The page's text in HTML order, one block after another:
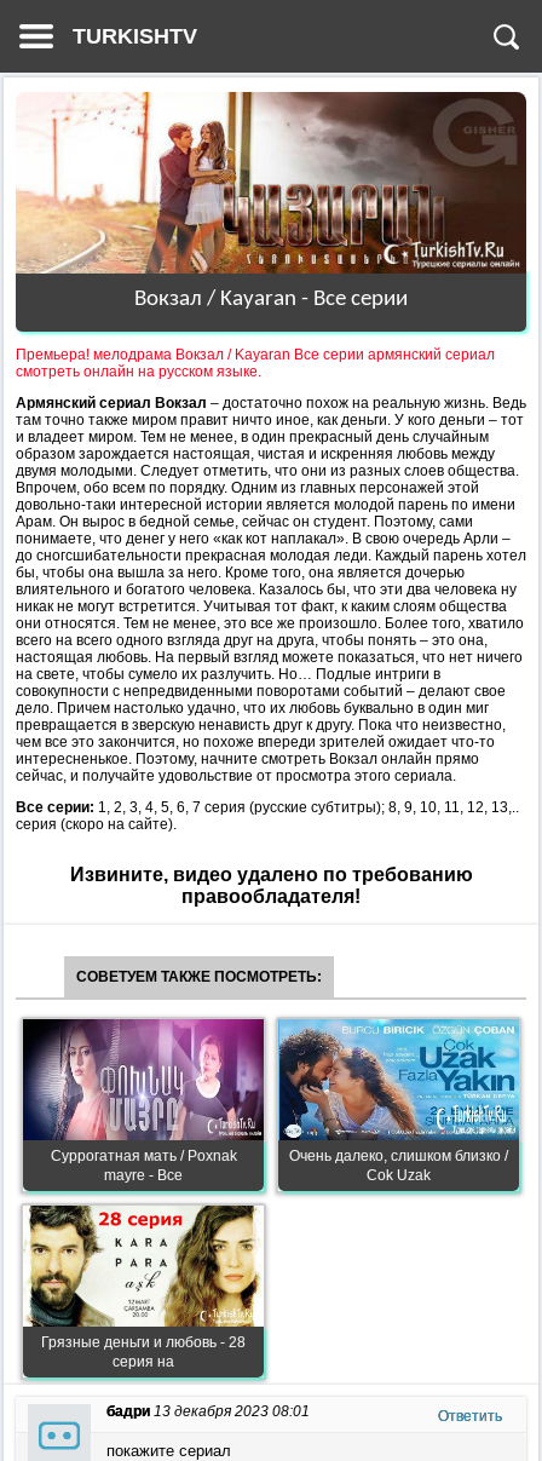
TURKISHTV
Вокзал / Kayaran - Все серии
Премьера! мелодрама Вокзал / Kayaran Все серии армянский сериал
смотреть онлайн на русском языке.
Армянский сериал Вокзал – достаточно похож на реальную жизнь. Ведь
там точно также миром правит ничто иное, как деньги. У кого деньги – тот
и владеет миром. Тем не менее, в один прекрасный день случайным
образом зарождается настоящая, чистая и искренняя любовь между
двумя молодыми. Следует отметить, что они из разных слоев общества.
Впрочем, обо всем по порядку. Одним из главных персонажей этой
довольно-таки интересной истории является молодой парень по имени
Арам. Он вырос в бедной семье, сейчас он студент. Поэтому, сами
понимаете, что денег у него «как кот наплакал». В свою очередь Арли –
до сногсшибательности прекрасная молодая леди. Каждый парень хотел
бы, чтобы она вышла за него. Кроме того, она является дочерью
влиятельного и богатого человека. Казалось бы, что эти два человека ну
никак не могут встретится. Учитывая тот факт, к каким слоям общества
они относятся. Тем не менее, это все же произошло. Более того, хватило
всего на всего одного взгляда друг на друга, чтобы понять – это она,
настоящая любовь. На первый взгляд можете показаться, что нет ничего
на свете, чтобы сумело их разлучить. Но… Подлые интриги в
совокупности с непредвиденными поворотами событий – делают свое
дело. Причем настолько удачно, что их любовь буквально в один миг
превращается в зверскую ненависть друг к другу. Пока что неизвестно,
чем все это закончится, но похоже впереди зрителей ожидает что-то
интересненькое. Поэтому, начните смотреть Вокзал онлайн прямо
сейчас, и получайте удовольствие от просмотра этого сериала.
Все серии: 1, 2, 3, 4, 5, 6, 7 серия (русские субтитры); 8, 9, 10, 11, 12, 13,..
серия (скоро на сайте).
Извините, видео удалено по требованию
правообладателя!
СОВЕТУЕМ ТАКЖЕ ПОСМОТРЕТЬ:
Суррогатная мать / Poxnak
mayre - Все
Очень далеко, слишком близко /
Cok Uzak
Грязные деньги и любовь - 28
серия на
бадри 13 декабря 2023 08:01 Ответить
покажите сериал